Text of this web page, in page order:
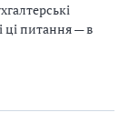
ці питання — в